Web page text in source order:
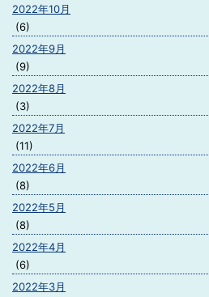
2022年10月
(6)
2022年9月
(9)
2022年8月
(3)
2022年7月
(11)
2022年6月
(8)
2022年5月
(8)
2022年4月
(6)
2022年3月